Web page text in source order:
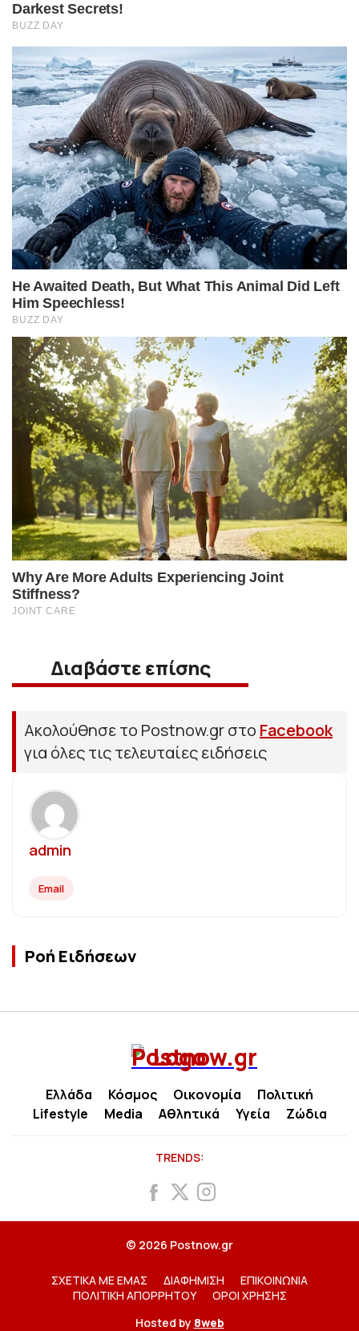
Διαβάστε επίσης
Ακολούθησε το Postnow.gr στο Facebook
για όλες τις τελευταίες ειδήσεις
admin
Email
Ροή Ειδήσεων
Ελλάδα Κόσμος Οικονομία
Πολιτική
Lifestyle
Media Αθλητικά Υγεία Ζώδια
TRENDS:
© 2026 Postnow.gr
ΣΧΕΤΙΚΑ ΜΕ ΕΜΑΣ ΔΙΑΦΗΜΙΣΗ
ΕΠΙΚΟΙΝΩΝΙΑ
ΠΟΛΙΤΙΚΗ ΑΠΟΡΡΗΤΟΥ
ΟΡΟΙ ΧΡΗΣΗΣ
Hosted by 8web